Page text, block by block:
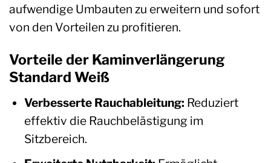
aufwendige Umbauten zu erweitern und sofort
von den Vorteilen zu profitieren.
Vorteile der Kaminverlängerung
Standard Weiß
Verbesserte Rauchableitung: Reduziert
effektiv die Rauchbelästigung im
Sitzbereich.